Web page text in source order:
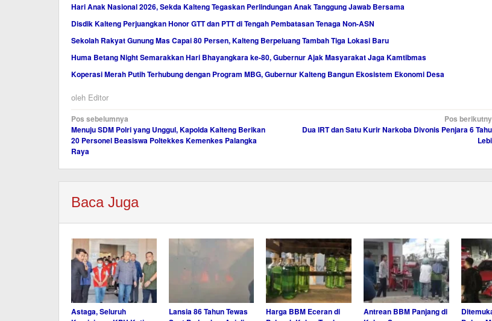
Hari Anak Nasional 2026, Sekda Kalteng Tegaskan Perlindungan Anak Tanggung Jawab Bersama
Disdik Kalteng Perjuangkan Honor GTT dan PTT di Tengah Pembatasan Tenaga Non-ASN
Sekolah Rakyat Gunung Mas Capai 80 Persen, Kalteng Berpeluang Tambah Tiga Lokasi Baru
Huma Betang Night Semarakkan Hari Bhayangkara ke-80, Gubernur Ajak Masyarakat Jaga Kamtibmas
Koperasi Merah Putih Terhubung dengan Program MBG, Gubernur Kalteng Bangun Ekosistem Ekonomi Desa
oleh Editor
Navigasi
pos
Pos sebelumnya
Menuju SDM Polri yang Unggul, Kapolda Kalteng Berikan
20 Personel Beasiswa Poltekkes Kemenkes Palangka
Raya
Pos
Dua IRT dan Satu Kurir Narkoba Divonis Penjara 6
Baca Juga
Astaga, Seluruh
Lansia 86 Tahun Tewas
Harga BBM Eceran di
Antrean BBM Panjang di